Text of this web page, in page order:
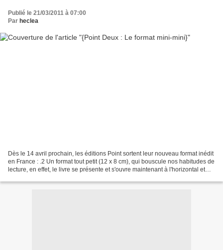
Publié le 21/03/2011 à 07:00
Par heclea
Dès le 14 avril prochain, les éditions Point sortent leur nouveau format inédit
en France : .2 Un format tout petit (12 x 8 cm), qui bouscule nos habitudes de
lecture, en effet, le livre se présente et s'ouvre maintenant à l'horizontal et